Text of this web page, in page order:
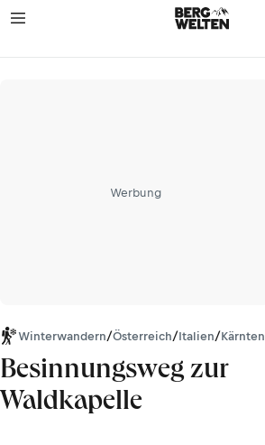
Werbung
Winterwandern/Österreich/Italien/Kärnten
Besinnungsweg zur
Waldkapelle